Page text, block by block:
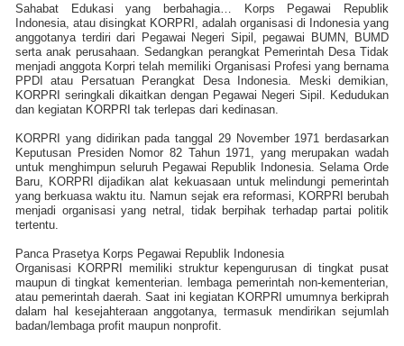
Sahabat Edukasi yang berbahagia… Korps Pegawai Republik
Indonesia, atau disingkat KORPRI, adalah organisasi di Indonesia yang
anggotanya terdiri dari Pegawai Negeri Sipil, pegawai BUMN, BUMD
serta anak perusahaan. Sedangkan perangkat Pemerintah Desa Tidak
menjadi anggota Korpri telah memiliki Organisasi Profesi yang bernama
PPDI atau Persatuan Perangkat Desa Indonesia. Meski demikian,
KORPRI seringkali dikaitkan dengan Pegawai Negeri Sipil. Kedudukan
dan kegiatan KORPRI tak terlepas dari kedinasan.
KORPRI yang didirikan pada tanggal 29 November 1971 berdasarkan
Keputusan Presiden Nomor 82 Tahun 1971, yang merupakan wadah
untuk menghimpun seluruh Pegawai Republik Indonesia. Selama Orde
Baru, KORPRI dijadikan alat kekuasaan untuk melindungi pemerintah
yang berkuasa waktu itu. Namun sejak era reformasi, KORPRI berubah
menjadi organisasi yang netral, tidak berpihak terhadap partai politik
tertentu.
Panca Prasetya Korps Pegawai Republik Indonesia
Organisasi KORPRI memiliki struktur kepengurusan di tingkat pusat
maupun di tingkat kementerian. lembaga pemerintah non-kementerian,
atau pemerintah daerah. Saat ini kegiatan KORPRI umumnya berkiprah
dalam hal kesejahteraan anggotanya, termasuk mendirikan sejumlah
badan/lembaga profit maupun nonprofit.